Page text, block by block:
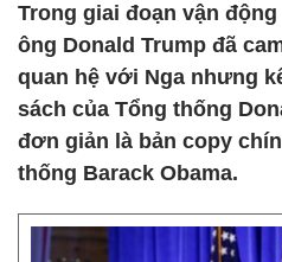
Trong giai đoạn vận
ông Donald Trump đã
quan hệ với Nga nhưng
sách của Tổng thống
đơn giản là bản copy
thống Barack Obama.